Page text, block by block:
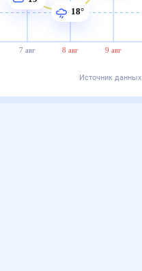
7 авг 8 авг 9 авг
18°
Источник данных